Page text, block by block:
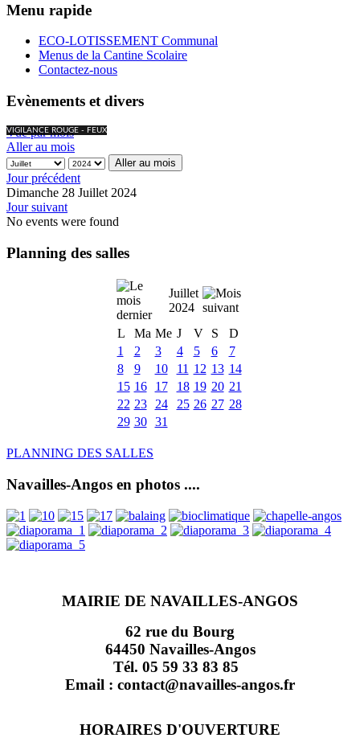
Menu rapide
ECO-LOTISSEMENT Communal
Menus de la Cantine Scolaire
Contactez-nous
Evènements et divers
VIGILANCE ROUGE - FEUX
Vue par mois
Aller au mois
Aller au mois
Jour précédent
Dimanche 28 Juillet 2024
Jour suivant
No events were found
Planning des salles
Juillet
2024
L
Ma Me J V S
D
1
2 3 4 5 6
7
8
9 10 11 12 13 14
15 16 17 18 19 20 21
22 23 24 25 26 27 28
29 30 31
PLANNING DES SALLES
Navailles-Angos en photos ....
MAIRIE DE NAVAILLES-ANGOS
62 rue du Bourg
64450 Navailles-Angos
Tél. 05 59 33 83 85
Email : contact@navailles-angos.fr
HORAIRES D'OUVERTURE